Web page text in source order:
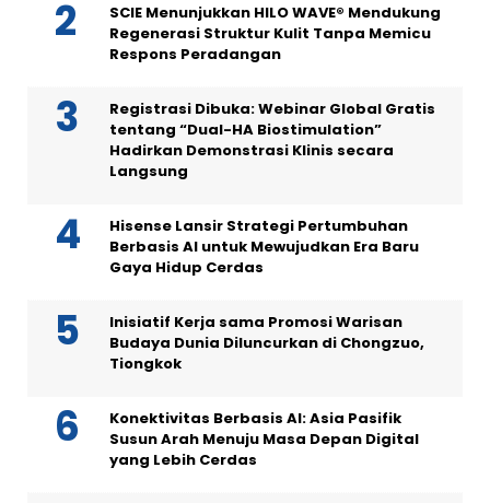
SCIE Menunjukkan HILO WAVE® Mendukung
Regenerasi Struktur Kulit Tanpa Memicu
Respons Peradangan
Registrasi Dibuka: Webinar Global Gratis
tentang “Dual-HA Biostimulation”
Hadirkan Demonstrasi Klinis secara
Langsung
Hisense Lansir Strategi Pertumbuhan
Berbasis AI untuk Mewujudkan Era Baru
Gaya Hidup Cerdas
Inisiatif Kerja sama Promosi Warisan
Budaya Dunia Diluncurkan di Chongzuo,
Tiongkok
Konektivitas Berbasis AI: Asia Pasifik
Susun Arah Menuju Masa Depan Digital
yang Lebih Cerdas